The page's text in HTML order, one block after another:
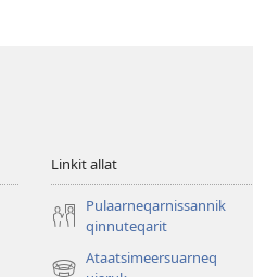
Linkit allat
Pulaarneqarnissannik
qinnuteqarit
Ataatsimeersuarneq